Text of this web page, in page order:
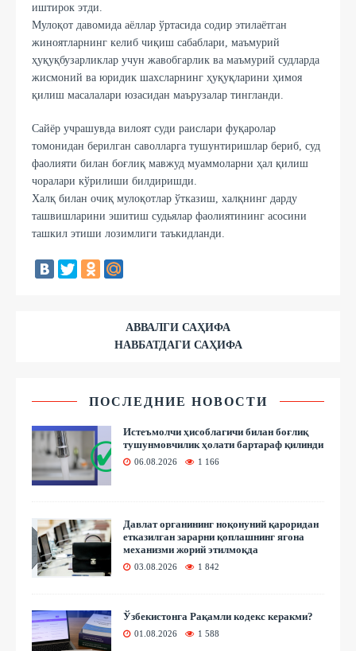
иштирок этди.
Мулоқот давомида аёллар ўртасида содир этилаётган
жиноятларнинг келиб чиқиш сабаблари, маъмурий
ҳуқуқбузарликлар учун жавобгарлик ва маъмурий судларда
жисмоний ва юридик шахсларнинг ҳуқуқларини ҳимоя
қилиш масалалари юзасидан маърузалар тингланди.
Сайёр учрашувда вилоят суди раислари фуқаролар
томонидан берилган саволларга тушунтиришлар бериб, суд
фаолияти билан боғлиқ мавжуд муаммоларни ҳал қилиш
чоралари кўрилиши билдиришди.
Халқ билан очиқ мулоқотлар ўтказиш, халқнинг дарду
ташвишларини эшитиш судьялар фаолиятининг асосини
ташкил этиши лозимлиги таъкидланди.
АВВАЛГИ САҲИФА
НАВБАТДАГИ САҲИФА
ПОСЛЕДНИЕ НОВОСТИ
Истеъмолчи ҳисоблагичи билан боғлиқ
тушунмовчилик ҳолати бартараф қилинди
06.08.2026 1 166
Давлат органининг ноқонуний қароридан
етказилган зарарни қоплашнинг ягона
механизми жорий этилмоқда
03.08.2026 1 842
Ўзбекистонга Рақамли кодекс керакми?
01.08.2026 1 588